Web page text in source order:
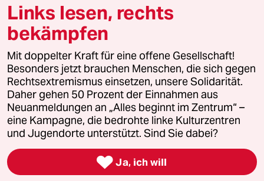
© 2026 taz Verlags und Vertriebs GmbH
Alle Rechte vorbehalten. Bei rechtlichen Fragen oder für Genehmigungen
wenden Sie sich bitte an
lizenzen@taz.de
Feedback Redaktionsstatut Kommune-Richtlinien
Leitlinie Informant Datenschutz Impressum AGB
Seitenwende Einwilligungen widerrufen (Ads)
Links lesen, rechts
bekämpfen
Mit doppelter Kraft für eine offene Gesellschaft!
Besonders jetzt brauchen Menschen, die sich gegen
Rechtsextremismus einsetzen, unsere Solidarität.
Daher gehen 50 Prozent der Einnahmen aus
Neuanmeldungen an „Alles beginnt im Zentrum“ –
eine Kampagne, die bedrohte linke Kulturzentren
und Jugendorte unterstützt. Sind Sie dabei?
 Ja, ich will